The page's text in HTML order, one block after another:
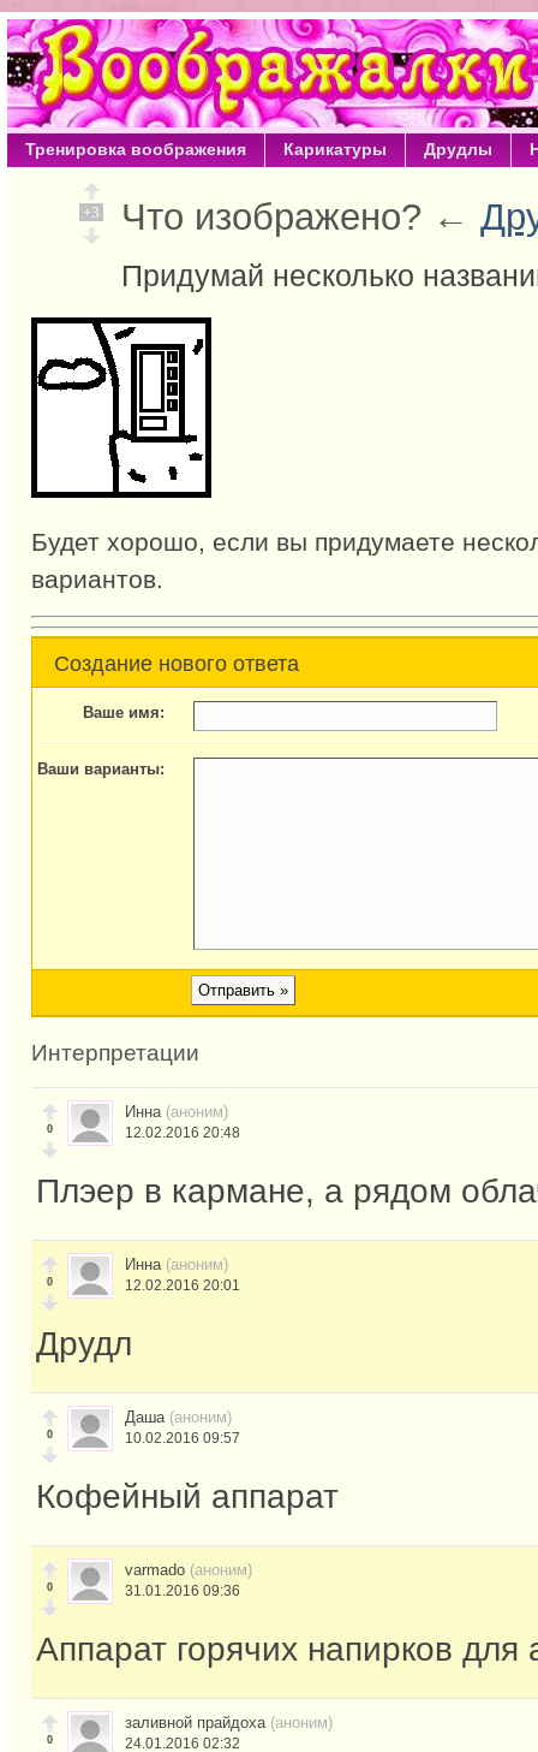
Тренировка воображения Карикатуры Друдлы
+3 Что изображено? ←
Придумай несколько
Будет хорошо, если вы придумаете
вариантов.
Создание нового ответа
Ваше имя:
Ваши варианты:
Интерпретации
0
Инна (аноним)
12.02.2016 20:48
Плэер в кармане, а рядом
0
Инна (аноним)
12.02.2016 20:01
Друдл
0
Даша (аноним)
10.02.2016 09:57
Кофейный аппарат
0
varmado (аноним)
31.01.2016 09:36
Аппарат горячих напирков для
0
заливной прайдоха (аноним)
24.01.2016 02:32